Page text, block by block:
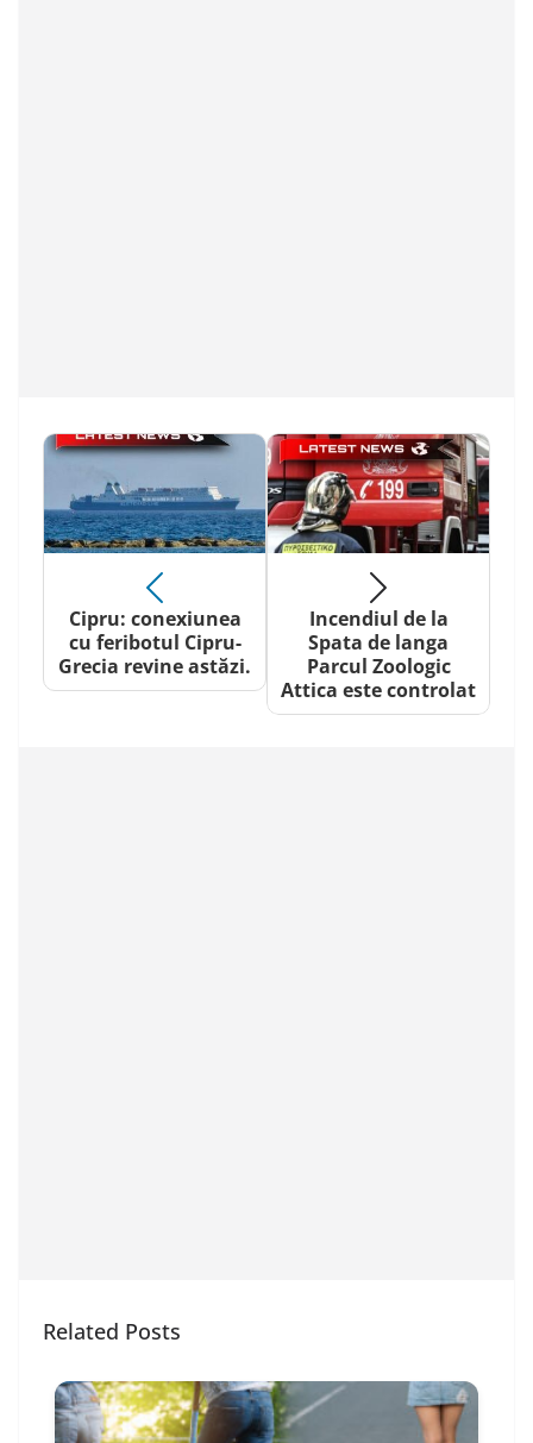
Cipru: conexiunea
cu feribotul Cipru-
Grecia revine astăzi.
Incendiul de la
Spata de langa
Parcul Zoologic
Attica este controlat
Related Posts